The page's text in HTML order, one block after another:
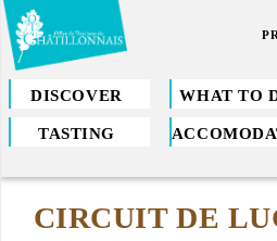
Skip
to
main
content
DISCOVER WHAT TO
TASTING
You
are
hereCIRCUIT DE